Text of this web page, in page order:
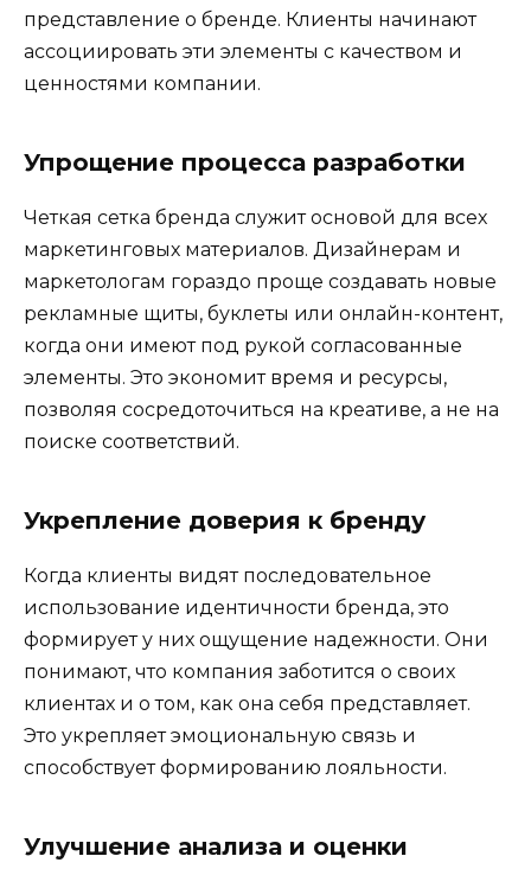
представление о бренде. Клиенты начинают
ассоциировать эти элементы с качеством и
ценностями компании.
Упрощение процесса разработки
Четкая сетка бренда служит основой для всех
маркетинговых материалов. Дизайнерам и
маркетологам гораздо проще создавать новые
рекламные щиты, буклеты или онлайн-контент,
когда они имеют под рукой согласованные
элементы. Это экономит время и ресурсы,
позволяя сосредоточиться на креативе, а не на
поиске соответствий.
Укрепление доверия к бренду
Когда клиенты видят последовательное
использование идентичности бренда, это
формирует у них ощущение надежности. Они
понимают, что компания заботится о своих
клиентах и о том, как она себя представляет.
Это укрепляет эмоциональную связь и
способствует формированию лояльности.
Улучшение анализа и оценки